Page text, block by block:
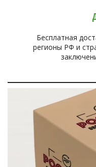
Бесплатная
регионы РФ и